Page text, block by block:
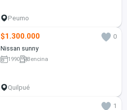
Peumo
$1.300.000
0
Nissan sunny
1990 Bencina
Quilpué
1